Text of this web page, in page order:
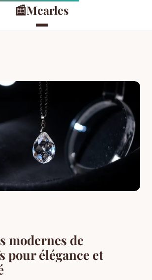
📰Mcarles
modernes de
pour élégance et